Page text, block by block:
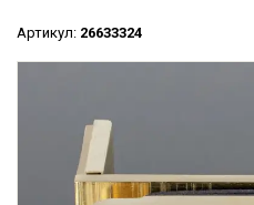
Артикул: 26633324